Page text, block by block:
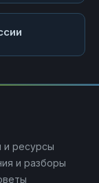
ресурсы
и разборы